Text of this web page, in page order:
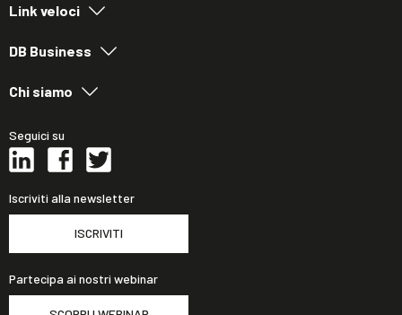
Link veloci
DB Business
Chi siamo
Seguici su
Iscriviti alla newsletter
ISCRIVITI
Partecipa ai nostri webinar